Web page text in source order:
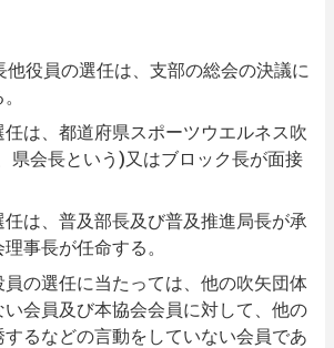
役員の選任は、支部の総会の決議に
は、都道府県スポーツウエルネス吹
県会長という)又はブロック長が面接
は、普及部長及び普及推進局長が承
事長が任命する。
の選任に当たっては、他の吹矢団体
い会員及び本協会会員に対して、他の
るなどの言動をしていない会員であ